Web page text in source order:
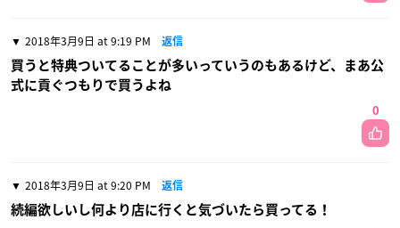
2018年3月9日 at 9:19 PM 返信
買うと特典ついてることが多いっていうのもあるけど、まあ公
式に貢ぐつもりで買うよね
0
2018年3月9日 at 9:20 PM 返信
続編欲しいし何より店に行くと気づいたら買ってる！